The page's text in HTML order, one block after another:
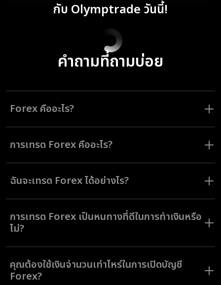
กับ Olymptrade วันนี้!
คำถามที่ถามบ่อย
Forex คืออะไร?
Forex ย่อมาจาก Foreign Exchange คือ ตลาดโลกที่สถาบันและบุคคลร่วม
การเทรด Forex คืออะไร?
การเทรด Forex ประกอบด้วยการซื้อและขายคู่สกุลเงินโดยมีจุดประสงค์เพื่อ
ทำกำไรจากความเปลี่ยนแปลงของค่าเงิน
ฉันจะเทรด Forex ได้อย่างไร?
คุณจะต้องมีแพลตฟอร์มการเทรดและพื้นฐานความเข้าใจวิธีการทำงานของ
ตลาดในการเทรด Forex Olymptrade ให้บริการทั้งสองอย่างนี้ ด้วย
แพลตฟอร์มที่ชาญฉลาดของเราพร้อมฐานความรู้ที่ครบครัน คุณจะได้รับทุก
เครื่องมือที่จำเป็นเพื่อเริ่มต้นเทรด Forex
การเทรด Forex เป็นหนทางที่ดีในการทำเงินหรือ
ไม่?
การเทรด Forex เป็นหนึ่งในหลากหลายรูปแบบการเทรดที่มีศักยภาพในการทำ
กำไรให้แก่คุณ นักเทรดผู้มีความรู้และตัดสินใจเทรดอย่างมีข้อมูลจะมีโอกาสได้
รับผลตอบแทนจากคำสั่งเทรดของพวกเขา
คุณต้องใช้เงินจำนวนเท่าไหร่ในการเปิดบัญชี
Forex?